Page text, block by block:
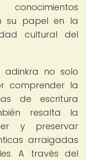
su papel en la
cultural del
adinkra no solo
comprender la
de escritura
resalta la
y preservar
arraigadas
A través del